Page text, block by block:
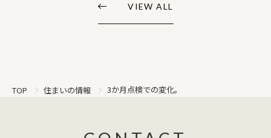
VIEW ALL
TOP 住まいの情報 3か月点検での変化。